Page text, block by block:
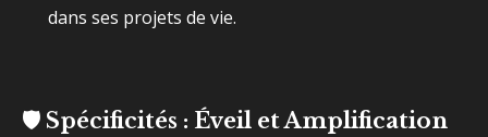
dans ses projets de vie.
🛡️ Spécificités : Éveil et Amplification